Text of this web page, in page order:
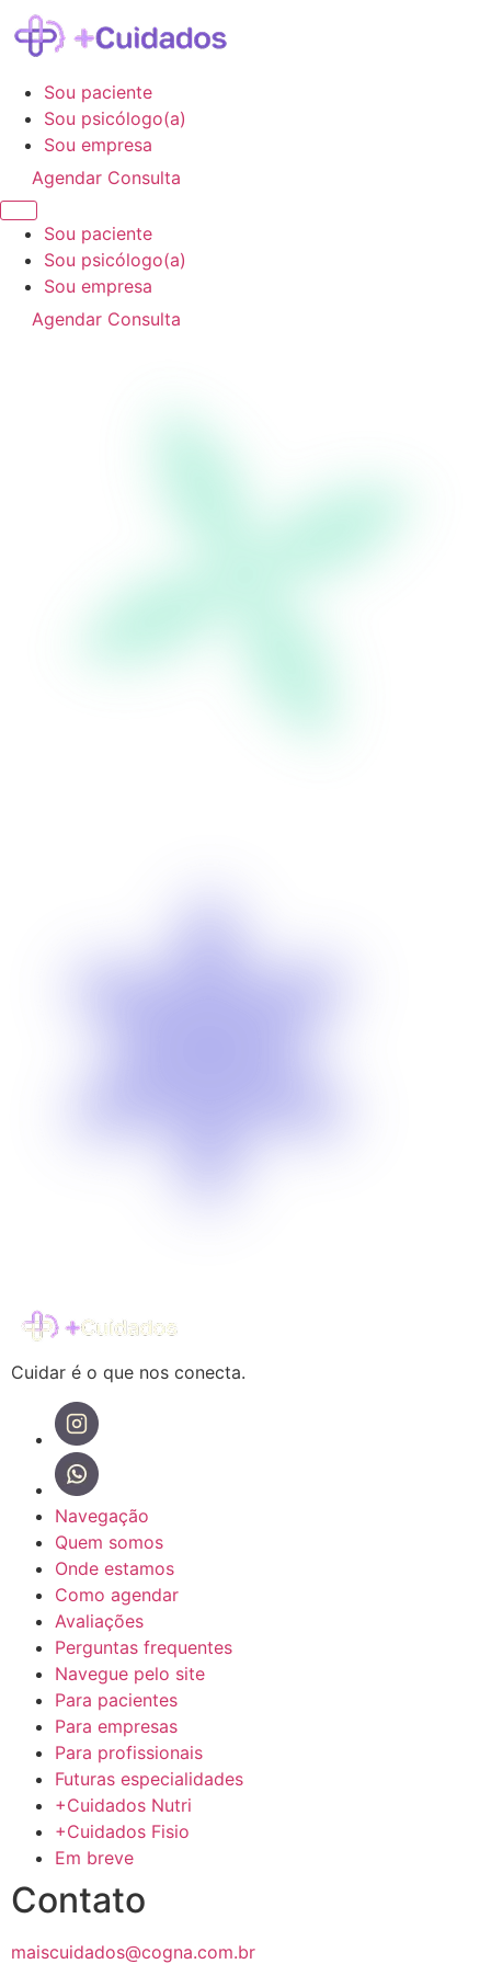
Sou paciente
Sou psicólogo(a)
Sou empresa
Agendar Consulta
Sou paciente
Sou psicólogo(a)
Sou empresa
Agendar Consulta
Cuidar é o que nos conecta.
Navegação
Quem somos
Onde estamos
Como agendar
Avaliações
Perguntas frequentes
Navegue pelo site
Para pacientes
Para empresas
Para profissionais
Futuras especialidades
+Cuidados Nutri
+Cuidados Fisio
Em breve
Contato
maiscuidados@cogna.com.br